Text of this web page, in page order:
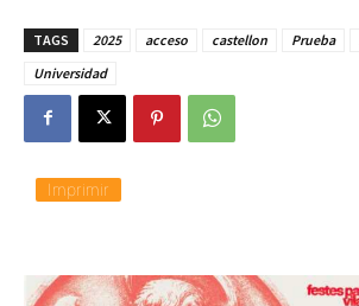
TAGS 2025 acceso castellon Prueba
Universidad
Imprimir